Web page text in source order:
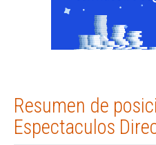
Resumen de
Espectaculos